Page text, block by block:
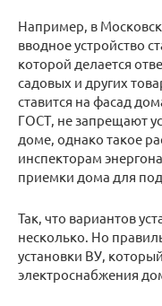
Например, в
вводное устройство
которой делается
садовых и других
ставится на фасад
ГОСТ, не запрещают
доме, однако такое
инспекторам
приемки дома для
Так, что вариантов
несколько. Но
установки ВУ,
электроснабжения